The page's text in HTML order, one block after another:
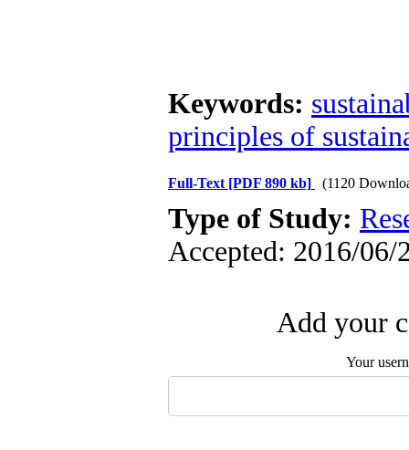
Keywords:
principles of
Full-Text [PDF 890 kb] (1120
Type of Study:
Accepted: 2016/06/
Add your
Your